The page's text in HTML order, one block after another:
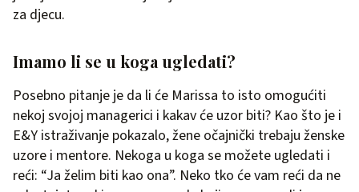
za djecu.
Imamo li se u koga ugledati?
Posebno pitanje je da li će Marissa to isto omogućiti
nekoj svojoj managerici i kakav će uzor biti? Kao što je i
E&Y istraživanje pokazalo, žene očajnički trebaju ženske
uzore i mentore. Nekoga u koga se možete ugledati i
reći: “Ja želim biti kao ona”. Neko tko će vam reći da ne